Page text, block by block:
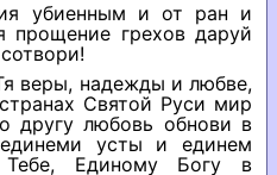
убиенным и от ран и
прощение грехов даруй
веры, надежды и любве,
Святой Руси мир
другу любовь обнови в
усты и единем
Тебе, Единому Богу в